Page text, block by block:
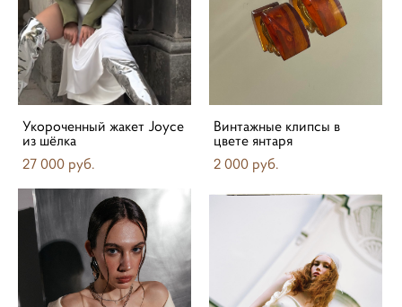
Укороченный жакет Joyce
из шёлка
27 000 pуб.
Винтажные клипсы в
цвете янтаря
2 000 pуб.